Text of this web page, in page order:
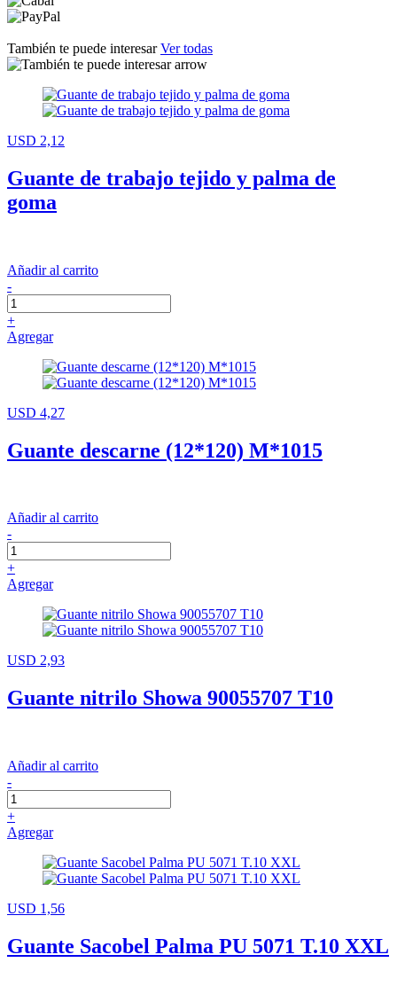
También te puede interesarVer todas
USD 2,12
Guante de trabajo tejido y palma de
goma
Añadir al carrito
-
+
Agregar
USD 4,27
Guante descarne (12*120) M*1015
Añadir al carrito
-
+
Agregar
USD 2,93
Guante nitrilo Showa 90055707 T10
Añadir al carrito
-
+
Agregar
USD 1,56
Guante Sacobel Palma PU 5071 T.10 XXL